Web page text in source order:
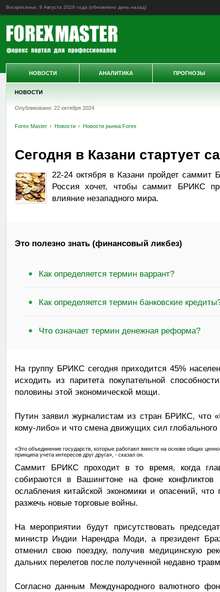
Воскресенье, 9 Августа 2026 года (обновлено день назад)
НОВОСТИ
Опубликовано: 22 октября 2024
Forex Master Новости Новости рынка Forex
Сегодня в Казани стартует
22-24 октября в Казани пройдет саммит
Россия хочет, чтобы саммит БРИКС
влияние незападного мира.
Это полезно знать (финансовый ликбез)
Как определяется термин варрант?
Как определяется термин банковские
Что означает термин денежная реформа?
На группу БРИКС сегодня приходится 45%
исходить из паритета покупательной
половины этой экономической мощи.
Путин заявил журналистам из стран БРИКС, что
кому-либо» и что смена движущих сил глобального
«Это объединение государств, которые работают вместе на основе общих
принципа учета интересов друг друга», - сказал он.
Саммит БРИКС проходит в то время, когда
собираются в Вашингтоне на фоне
ослабления китайской экономики и опасений,
разжечь новые торговые войны.
На мероприятии будут присутствовать
министр Индии Нарендра Моди, а президент
отменил свою поездку, получив медицинскую
дальних перелетов после полученной недавно
Согласно данным Международного валютного
НОВОСТИ АНАЛИТИКА ПРОГНОЗЫ